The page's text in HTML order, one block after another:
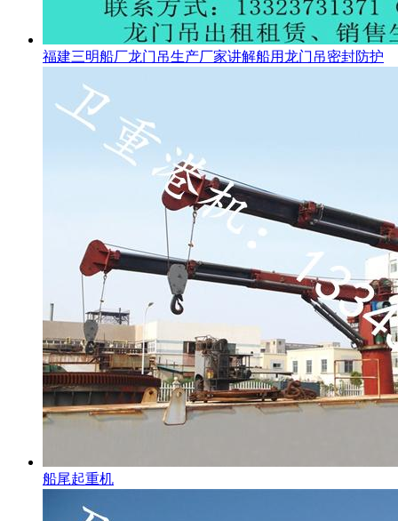
福建三明船厂龙门吊生产厂家讲解船用龙门吊密封防护
船尾起重机